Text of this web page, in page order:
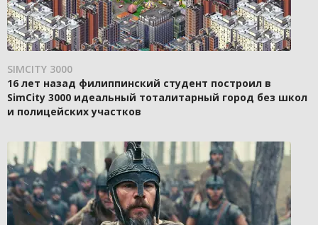
SIMCITY 3000
16 лет назад филиппинский студент построил в
SimCity 3000 идеальный тоталитарный город без школ
и полицейских участков